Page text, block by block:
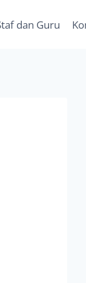
dan Guru